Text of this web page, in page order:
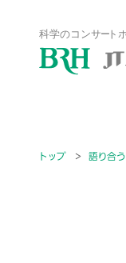
トップ 語り合う